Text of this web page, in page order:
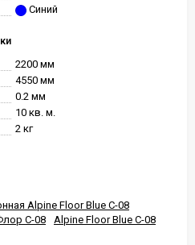
Синий
2200 мм
4550 мм
0.2 мм
10 кв. м.
2 кг
Alpine Floor Blue С-08
С-08
Alpine Floor Blue С-08